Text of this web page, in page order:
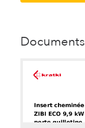
Documents